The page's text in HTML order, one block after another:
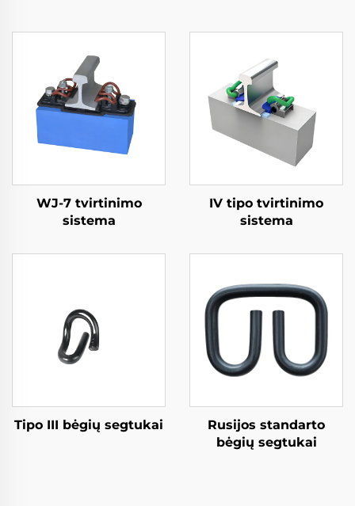
WJ-7 tvirtinimo
sistema
IV tipo tvirtinimo
sistema
Tipo III bėgių segtukai
Rusijos standarto
bėgių segtukai